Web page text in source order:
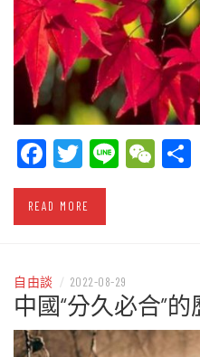
Facebook
Twitter
Line
READ MORE
自由談 / 2022-08-29
中國“分久必合”